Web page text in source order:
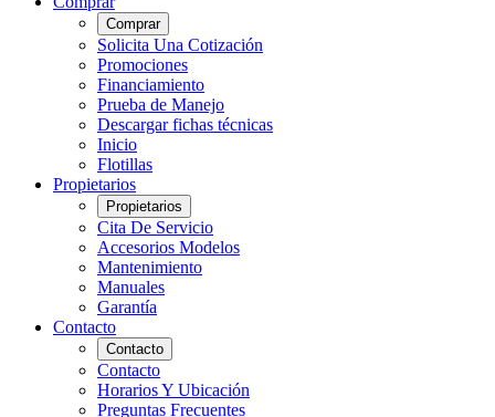
Comprar
Solicita Una Cotización
Promociones
Financiamiento
Prueba de Manejo
Descargar fichas técnicas
Inicio
Flotillas
Propietarios
Propietarios
Cita De Servicio
Accesorios Modelos
Mantenimiento
Manuales
Garantía
Contacto
Contacto
Contacto
Horarios Y Ubicación
Preguntas Frecuentes